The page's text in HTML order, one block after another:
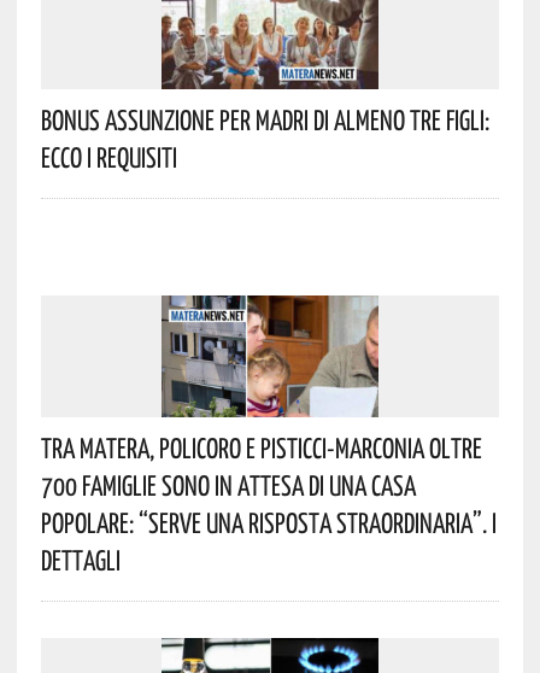
Bonus Assunzione Per Madri Di Almeno Tre Figli:
Ecco I Requisiti
Tra Matera, Policoro E Pisticci-Marconia Oltre
700 Famiglie Sono In Attesa Di Una Casa
Popolare: “serve Una Risposta Straordinaria”. I
Dettagli